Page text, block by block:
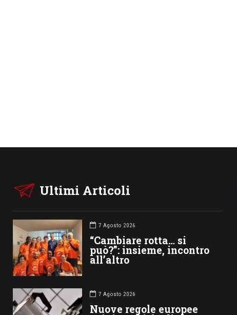
Ultimi Articoli
7 Agosto 2026
“Cambiare rotta… si
può?”: insieme, incontro
all’altro
7 Agosto 2026
Nuove regole europee